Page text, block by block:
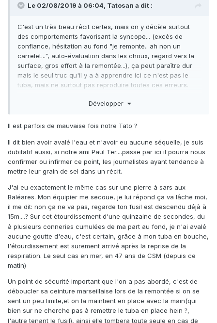
Le 02/08/2019 à 06:04, Tatosan a dit :
C'est un très beau récit certes, mais on y décèle surtout
des comportements favorisant la syncope... (excès de
confiance, hésitation au fond "je remonte.. ah non un
carrelet...", auto-évaluation dans les choux, regard vers la
surface, gros effort à la remontée...), ça peut paraître dur
mais le seul truc qu'il y a à apprendre ici ce n'est pas le
tuba, mais ne surtout pas reproduire toutes ces erreurs.
Ce qui lui a sauvé la vie c'est:
n'aurait pas fini la partie de pêche sur le bateau mais à
2- Son coéquipier qui a toute de suite pigé le malaise...
Développer
Il est parfois de mauvaise fois notre Tato ?
Il dit bien avoir avalé l'eau et n'avoir eu aucune séquelle, je suis
dubitatif aussi, si notre ami Paul Ter....passe par ici il pourra nous
confirmer ou infirmer ce point, les journalistes ayant tendance à
mettre leur grain de sel dans un récit.
J'ai eu exactement le même cas sur une pierre à sars aux
Baléares. Mon équipier me secoue, je lui répond ça va lâche moi,
il me dit: non ça ne va pas, regarde ton fusil est descendu déjà à
15m....? Sur cet étourdissement d'une quinzaine de secondes, du
à plusieurs conneries cumulées de ma part au fond, je n'ai avalé
aucune goutte d'eau, c'est certain, grâce à mon tuba en bouche,
l'étourdissement est surement arrivé après la reprise de la
respiration. Le seul cas en mer, en 47 ans de CSM (depuis ce
matin)
Un point de sécurité important que l'on a pas abordé, c'est de
déboucler sa ceinture marseillaise lors de la remontée si on se
sent un peu limite,et on la maintient en place avec la main(qui
bien sur ne cherche pas à remettre le tuba en place hein ?,
l'autre tenant le fusil), ainsi elle tombera toute seule en cas de